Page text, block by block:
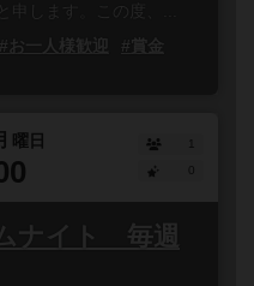
申します。この度、...
#お一人様歓迎
#賞金
曜日
1
ナイト 毎週